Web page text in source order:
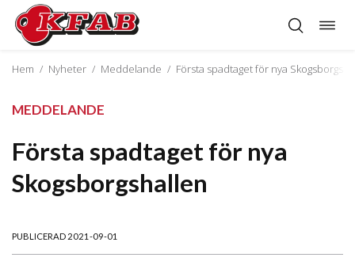
Hoppa
innehåll
Hem / Nyheter / Meddelande / Första spadtaget för nya
MEDDELANDE
Första spadtaget för nya
Skogsborgshallen
PUBLICERAD 2021-09-01